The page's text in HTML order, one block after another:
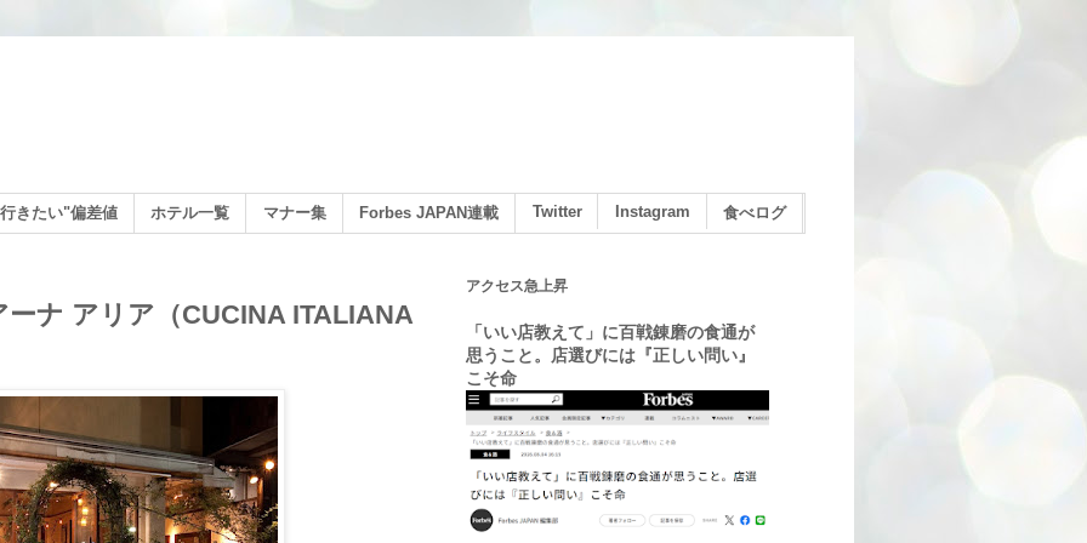
きたい"偏差値 ホテル一覧 マナー集 Forbes JAPAN連載 Twitter Instagram 食べログ
ナ アリア（CUCINA ITALIANA
アクセス急上昇
「いい店教えて」に百戦錬磨の食通が
思うこと。店選びには『正しい問い』
こそ命